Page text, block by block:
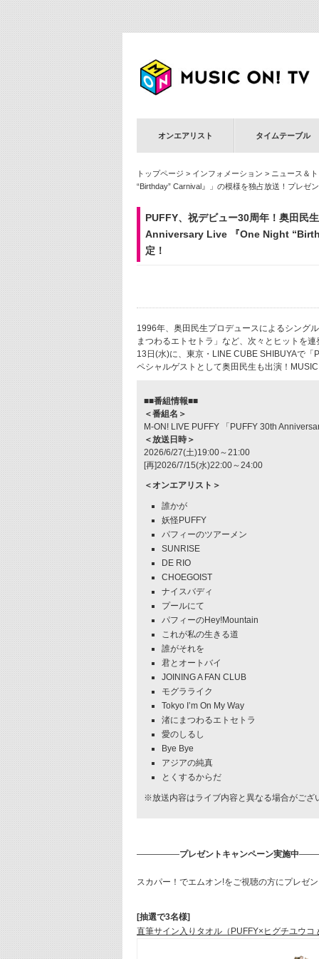
オンエアリスト タイムテーブル
トップページ > インフォメーション > ニュース＆
“Birthday” Carnival』」の模様を独占放送！プレゼ
PUFFY、祝デビュー30周年！奥田民
Anniversary Live 『One Night
定！
1996年、奥田民生プロデュースによるシング
まつわるエトセトラ」など、次々とヒットを
13日(水)に、東京・LINE CUBE SHIBUYAで
ペシャルゲストとして奥田民生も出演！
■■番組情報■■
＜番組名＞
M-ON! LIVE PUFFY 「PUFFY 30th
＜放送日時＞
2026/6/27(土)19:00～21:00
[再]2026/7/15(水)22:00～24:00
＜オンエアリスト＞
誰かが
妖怪PUFFY
パフィーのツアーメン
SUNRISE
DE RIO
CHOEGOIST
ナイスバディ
プールにて
パフィーのHey!Mountain
これが私の生きる道
誰がそれを
君とオートバイ
JOINING A FAN CLUB
モグラライク
Tokyo I’m On My Way
渚にまつわるエトセトラ
愛のしるし
Bye Bye
アジアの純真
とくするからだ
※放送内容はライブ内容と異なる場合がござ
―――――プレゼントキャンペーン実施中
スカパー！でエムオン!をご視聴の方にプレゼ
[抽選で3名様]
直筆サイン入りタオル（PUFFY×ヒグチユウコ